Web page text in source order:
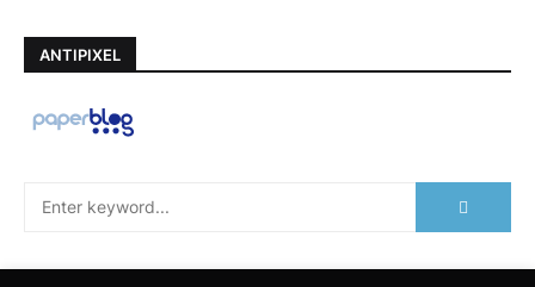
ANTIPIXEL